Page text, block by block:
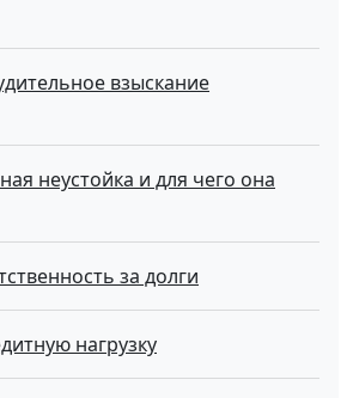
взыскание
неустойка и для чего она
за долги
нагрузку